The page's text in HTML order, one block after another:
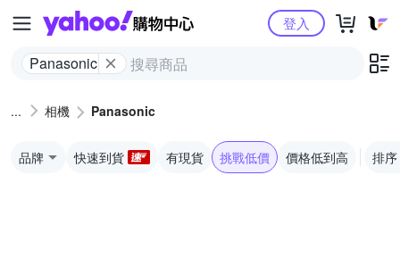
Yahoo購物中心
Panasonic
登入
相機 Panasonic
品牌 快速到貨 有現貨 挑戰低價 價格低到高 排序